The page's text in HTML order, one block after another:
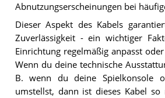
Abnutzungserscheinungen bei
Dieser Aspekt des Kabels
Zuverlässigkeit - ein wichtiger
Einrichtung regelmäßig anpasst
Wenn du deine technische
B. wenn du deine Spielkonsole
umstellst, dann ist dieses Kabel so